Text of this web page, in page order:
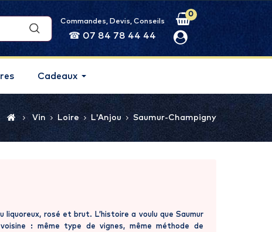
Commandes, Devis, Conseils
☎ 07 84 78 44 44
0
Cadeaux
Vin Loire L'Anjou Saumur-Champigny
rosé et brut. L’histoire a voulu que Saumur
: même type de vignes, même méthode de